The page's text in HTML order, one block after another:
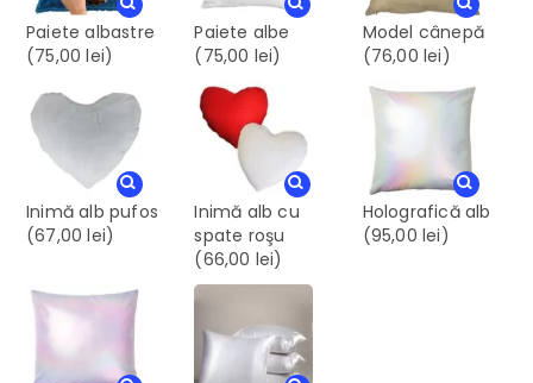
Paiete albastre
(75,00 lei)
Paiete albe
(75,00 lei)
Model cânepă
(76,00 lei)
Inimă alb pufos
(67,00 lei)
Inimă alb cu
spate roşu
(66,00 lei)
Holografică alb
(95,00 lei)